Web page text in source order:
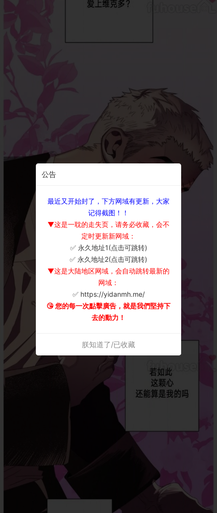
公告
最近又开始封了，下方网域有更新，大家
记得截图！！
▼这是一耽的走失页，请务必收藏，会不
定时更新新网域：
✅ 永久地址1(点击可跳转)
✅ 永久地址2(点击可跳转)
▼这是大陆地区网域，会自动跳转最新的
网域：
✅ https://yidanmh.me/
😘 您的每一次點擊廣告，就是我們堅持下
去的動力！
朕知道了/已收藏